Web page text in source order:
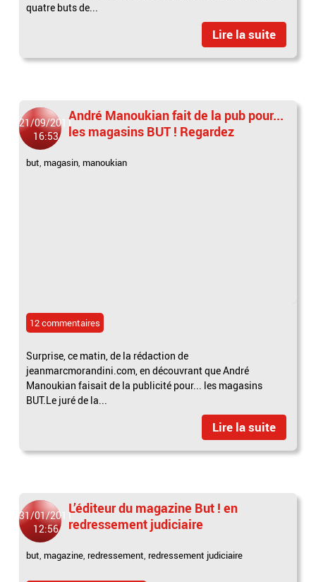
quatre buts de...
Lire la suite
21/09/2011
16:53
André Manoukian fait de la pub pour...
les magasins BUT ! Regardez
but, magasin, manoukian
12 commentaires
Surprise, ce matin, de la rédaction de
jeanmarcmorandini.com, en découvrant que André
Manoukian faisait de la publicité pour... les magasins
BUT.Le juré de la...
Lire la suite
31/01/2011
12:56
L’éditeur du magazine But ! en
redressement judiciaire
but, magazine, redressement, redressement judiciaire